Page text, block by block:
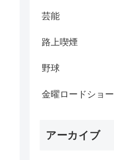
芸能
路上喫煙
野球
金曜ロードショー
アーカイブ